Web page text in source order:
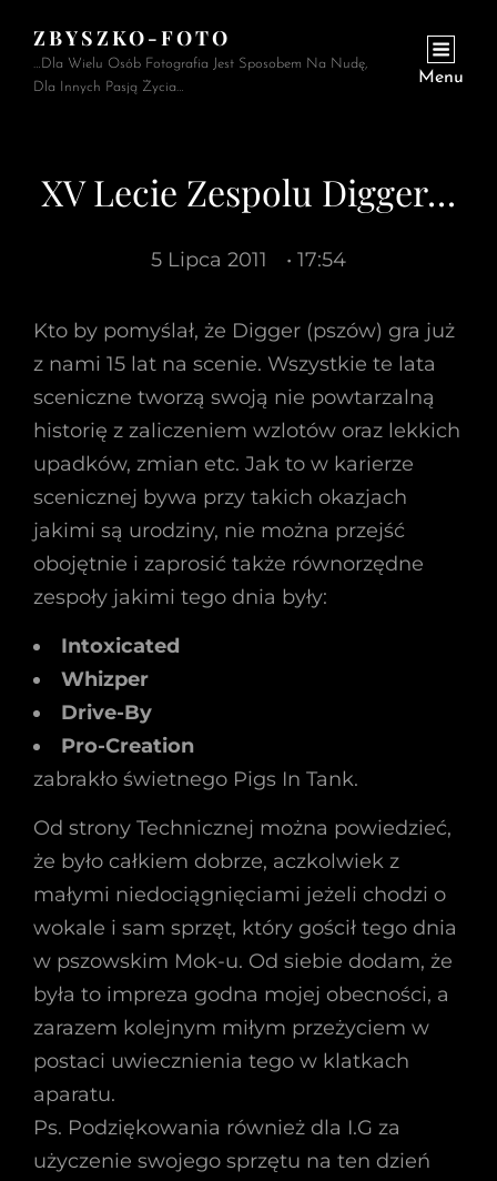
ZBYSZKO-FOTO
…Dla Wielu Osób Fotografia Jest Sposobem Na Nudę,
Dla Innych Pasją Życia…
Menu
XV Lecie Zespolu Digger…
5 Lipca 2011 • 17:54
Kto by pomyślał, że Digger (pszów) gra już
z nami 15 lat na scenie. Wszystkie te lata
sceniczne tworzą swoją nie powtarzalną
historię z zaliczeniem wzlotów oraz lekkich
upadków, zmian etc. Jak to w karierze
scenicznej bywa przy takich okazjach
jakimi są urodziny, nie można przejść
obojętnie i zaprosić także równorzędne
zespoły jakimi tego dnia były:
Intoxicated
Whizper
Drive-By
Pro-Creation
zabrakło świetnego Pigs In Tank.
Od strony Technicznej można powiedzieć,
że było całkiem dobrze, aczkolwiek z
małymi niedociągnięciami jeżeli chodzi o
wokale i sam sprzęt, który gościł tego dnia
w pszowskim Mok-u. Od siebie dodam, że
była to impreza godna mojej obecności, a
zarazem kolejnym miłym przeżyciem w
postaci uwiecznienia tego w klatkach
aparatu.
Ps. Podziękowania również dla I.G za
użyczenie swojego sprzętu na ten dzień